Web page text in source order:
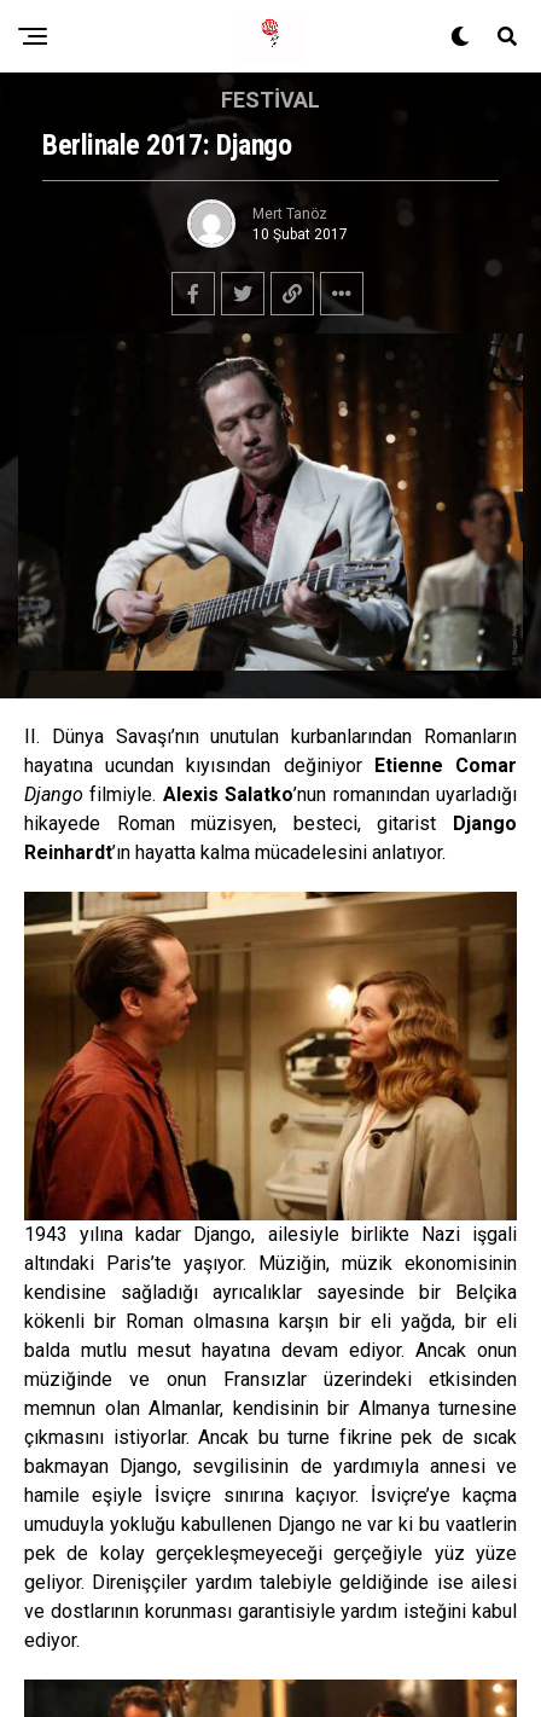
FESTIVAL
Berlinale 2017: Django
Mert Tanöz
10 Şubat 2017
II. Dünya Savaşı’nın unutulan kurbanlarından Romanların
hayatına ucundan kıyısından değiniyor Etienne Comar
Djangofilmiyle. Alexis Salatko’nun romanından uyarladığı
hikayede Roman müzisyen, besteci, gitarist Django
Reinhardt’ın hayatta kalma mücadelesini anlatıyor.
1943 yılına kadar Django, ailesiyle birlikte Nazi işgali
altındaki Paris’te yaşıyor. Müziğin, müzik ekonomisinin
kendisine sağladığı ayrıcalıklar sayesinde bir Belçika
kökenli bir Roman olmasına karşın bir eli yağda, bir eli
balda mutlu mesut hayatına devam ediyor. Ancak onun
müziğinde ve onun Fransızlar üzerindeki etkisinden
memnun olan Almanlar, kendisinin bir Almanya turnesine
çıkmasını istiyorlar. Ancak bu turne fikrine pek de sıcak
bakmayan Django, sevgilisinin de yardımıyla annesi ve
hamile eşiyle İsviçre sınırına kaçıyor. İsviçre’ye kaçma
umuduyla yokluğu kabullenen Django ne var ki bu vaatlerin
pek de kolay gerçekleşmeyeceği gerçeğiyle yüz yüze
geliyor. Direnişçiler yardım talebiyle geldiğinde ise ailesi
ve dostlarının korunması garantisiyle yardım isteğini kabul
ediyor.